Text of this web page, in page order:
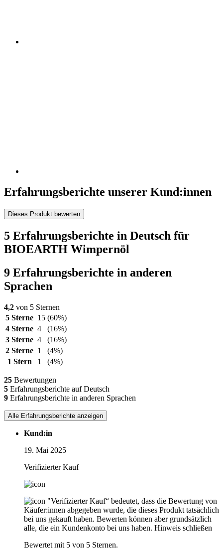
Erfahrungsberichte unserer Kund:innen
Dieses Produkt bewerten
5 Erfahrungsberichte in Deutsch für
BIOEARTH Wimpernöl
9 Erfahrungsberichte in anderen
Sprachen
4,2 von 5 Sternen
5 Sterne 15 (60%)
4 Sterne 4
(16%)
3 Sterne 4
(16%)
2 Sterne 1
(4%)
1 Stern
1 (4%)
25 Bewertungen
5 Erfahrungsberichte auf Deutsch
9 Erfahrungsberichte in anderen Sprachen
Alle Erfahrungsberichte anzeigen
Kund:in
19. Mai 2025
Verifizierter Kauf
"Verifizierter Kauf“ bedeutet, dass die Bewertung von
Käufer:innen abgegeben wurde, die dieses Produkt tatsächlich
bei uns gekauft haben. Bewerten können aber grundsätzlich
alle, die ein Kundenkonto bei uns haben. Hinweis schließen
Bewertet mit 5 von 5 Sternen.